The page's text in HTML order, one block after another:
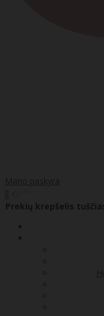
Mano paskyra
Prekių krepšelis